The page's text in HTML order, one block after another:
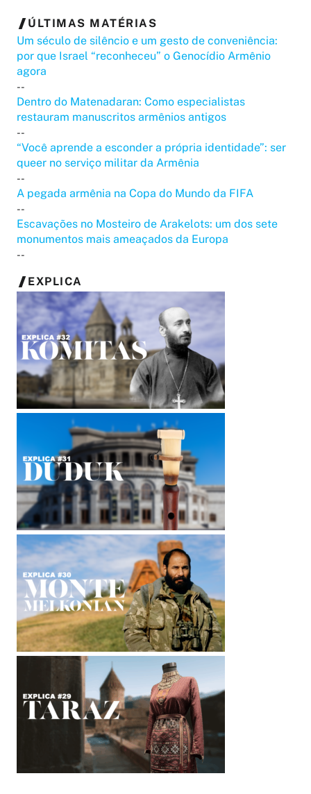
ÚLTIMAS MATÉRIAS
Um século de silêncio e um gesto de conveniência:
por que Israel “reconheceu” o Genocídio Armênio
agora
--
Dentro do Matenadaran: Como especialistas
restauram manuscritos armênios antigos
--
“Você aprende a esconder a própria identidade”: ser
queer no serviço militar da Armênia
--
A pegada armênia na Copa do Mundo da FIFA
--
Escavações no Mosteiro de Arakelots: um dos sete
monumentos mais ameaçados da Europa
--
EXPLICA